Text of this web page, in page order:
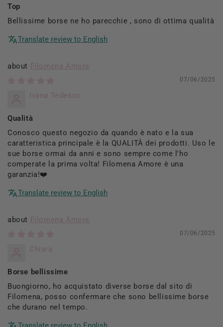
Top
Bellissime borse ne ho parecchie , sono di ottima qualità
Translate review to English
Filomena Amore
07/06/2025
Ivana Tedesco
Qualità
Conosco questo negozio da quando è nato e la sua
caratteristica principale è la QUALITÀ dei prodotti. Uso le
sue borse ormai da anni e sono sempre come l'ho
comperate la prima volta! Filomena Amore è una
garanzia!❤️
Translate review to English
Filomena Amore
07/06/2025
Chiara
Borse bellissime
Buongiorno, ho acquistato diverse borse dal sito di
Filomena, posso confermare che sono bellissime borse
che durano nel tempo.